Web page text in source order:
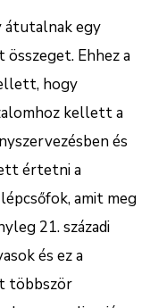
átutalnak egy
Ehhez a
hogy
kellett a
és
értetni a
amit meg
21. századi
és ez a
többször